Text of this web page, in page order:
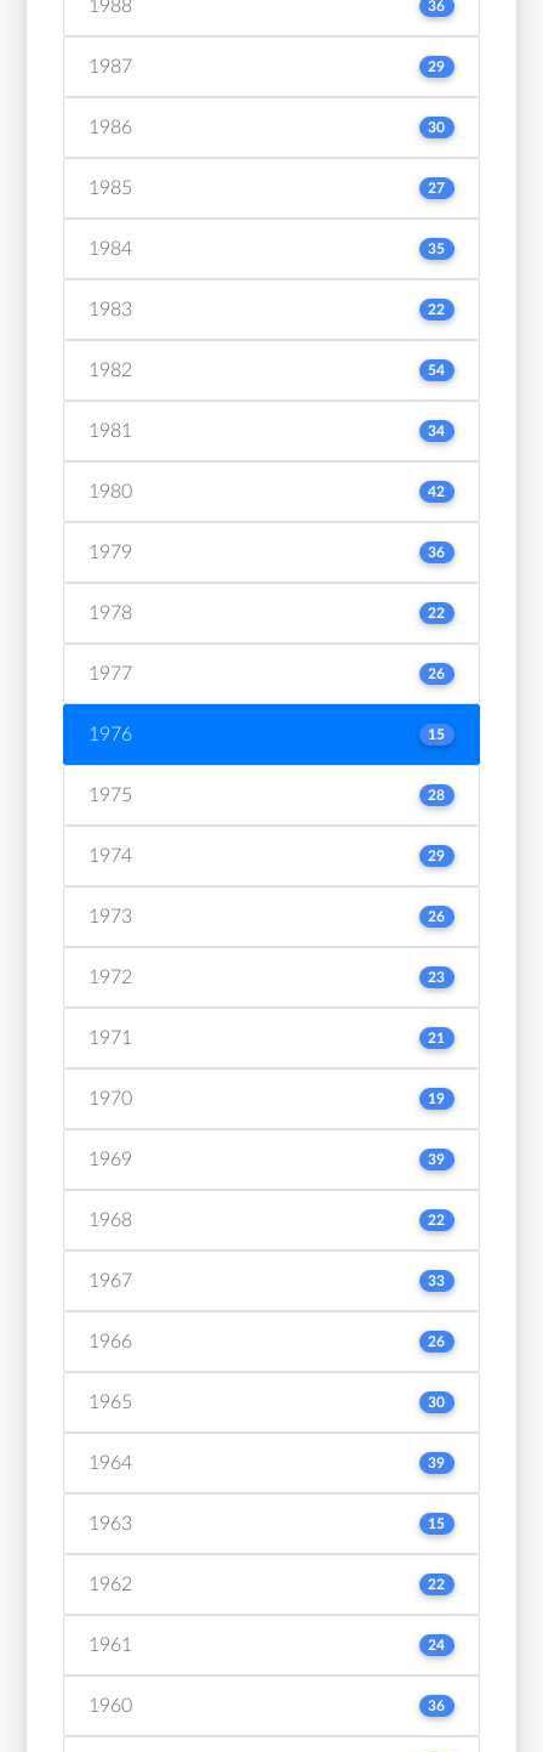
1988 36
1987 29
1986 30
1985 27
1984 35
1983 22
1982 54
1981 34
1980 42
1979 36
1978 22
1977 26
1976 15
1975 28
1974 29
1973 26
1972 23
1971 21
1970 19
1969 39
1968 22
1967 33
1966 26
1965 30
1964 39
1963 15
1962 22
1961 24
1960 36